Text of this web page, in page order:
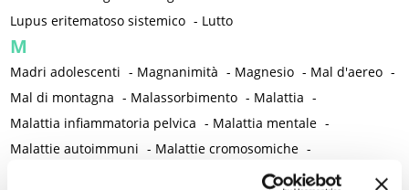
Lupus eritematoso sistemico - Lutto
M
Madri adolescenti - Magnanimità - Magnesio - Mal d'aereo -
Mal di montagna - Malassorbimento - Malattia -
Malattia infiammatoria pelvica - Malattia mentale -
Malattie autoimmuni - Malattie cromosomiche -
Malattie metaboliche -